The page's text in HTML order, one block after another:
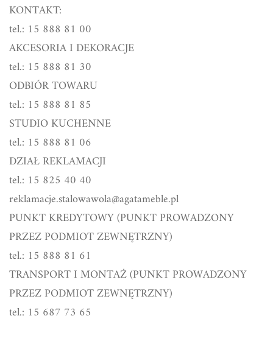
KONTAKT:
tel.: 15 888 81 00
AKCESORIA I DEKORACJE
tel.: 15 888 81 30
ODBIÓR TOWARU
tel.: 15 888 81 85
STUDIO KUCHENNE
tel.: 15 888 81 06
DZIAŁ REKLAMACJI
tel.: 15 825 40 40
reklamacje.stalowawola@agatameble.pl
PUNKT KREDYTOWY (PUNKT PROWADZONY
PRZEZ PODMIOT ZEWNĘTRZNY)
tel.: 15 888 81 61
TRANSPORT I MONTAŻ (PUNKT PROWADZONY
PRZEZ PODMIOT ZEWNĘTRZNY)
tel.: 15 687 73 65